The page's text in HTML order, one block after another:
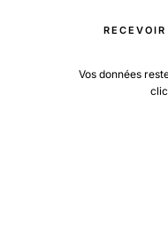
Vos données